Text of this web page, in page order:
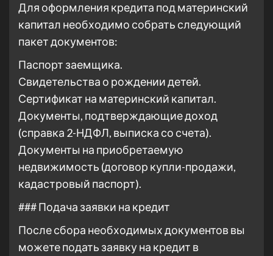
Для оформления кредита под материнский
капитал необходимо собрать следующий
пакет документов:
Паспорт заемщика.
Свидетельства о рождении детей.
Сертификат на материнский капитал.
Документы, подтверждающие доход
(справка 2-НДФЛ, выписка со счета).
Документы на приобретаемую
недвижимость (договор купли-продажи,
кадастровый паспорт).
### Подача заявки на кредит
После сбора необходимых документов вы
можете подать заявку на кредит в